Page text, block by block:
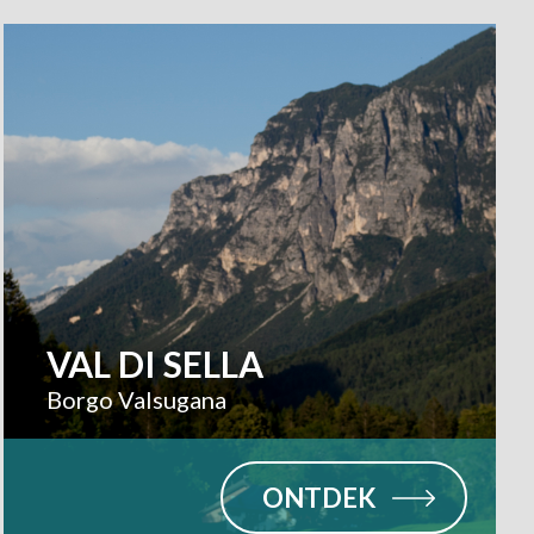
VAL DI SELLA
Borgo Valsugana
ONTDEK